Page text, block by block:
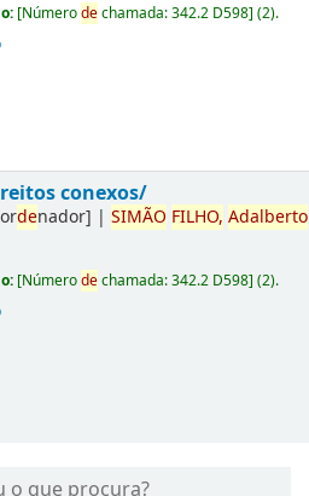
[Númerodechamada:342.2 D598](2).
conexos/
denador] |SIMÃO FILHO, Adalberto
[Númerodechamada:342.2 D598](2).